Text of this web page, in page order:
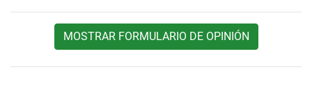
MOSTRAR FORMULARIO DE OPINIÓN